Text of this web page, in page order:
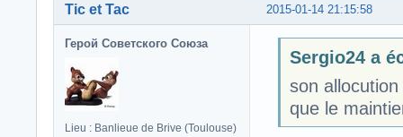
2015-01-14 21:15:58
Tic et Tac
Герой Советского Союза
Lieu : Banlieue de Brive (Toulouse)
Sergio24 a
son
que le